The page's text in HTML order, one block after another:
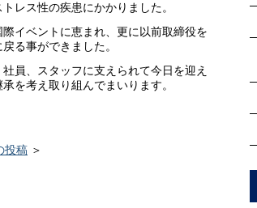
レス性の疾患にかかりました。
イベントに恵まれ、更に以前取締役を
る事ができました。
員、スタッフに支えられて今日を迎え
を考え取り組んでまいります。
投稿 ＞